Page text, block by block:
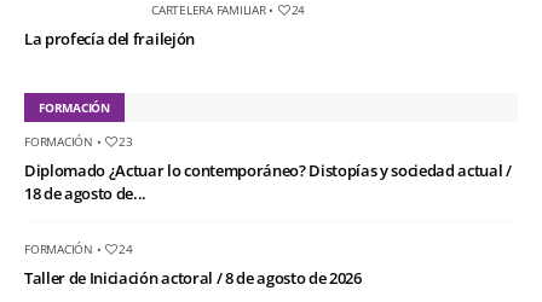
CARTELERA FAMILIAR• 24
La profecía del frailejón
FORMACIÓN
FORMACIÓN • 23
Diplomado ¿Actuar lo contemporáneo? Distopías y sociedad actual /
18 de agosto de...
FORMACIÓN • 24
Taller de Iniciación actoral / 8 de agosto de 2026